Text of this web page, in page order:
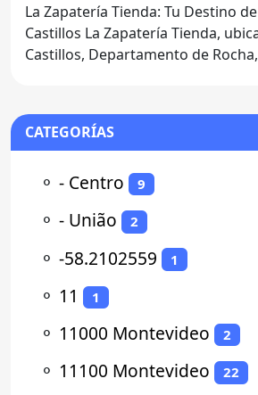
La Zapatería Tienda: Tu Destino
Castillos La Zapatería Tienda, ubicada en 27200
Castillos, Departamento de
CATEGORÍAS
⚬ - Centro 9
⚬ - União 2
⚬ -58.2102559 1
⚬ 11 1
⚬ 11000 Montevideo 2
⚬ 11100 Montevideo 22